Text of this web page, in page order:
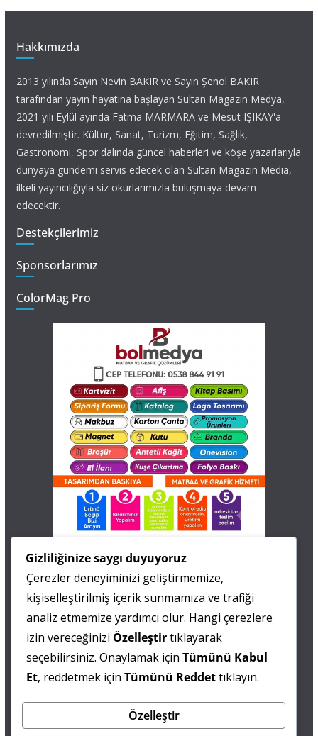
Hakkımızda
2013 yılında Sayın Nevin BAKIR ve Sayın Şenol BAKIR
tarafından yayın hayatına başlayan Sultan Magazin Medya,
2021 yılı Eylül ayında Fatma MARMARA ve Mesut IŞIKAY'a
devredilmiştir. Kültür, Sanat, Turizm, Eğitim, Sağlık,
Gastronomi, Spor dalında güncel haberleri ve köşe yazarlarıyla
dünyaya gündemi servis edecek olan Sultan Magazin Media,
ilkeli yayıncılığıyla siz okurlarımızla buluşmaya devam
edecektir.
Destekçilerimiz
Sponsorlarımız
ColorMag Pro
0 505 677 40 87
Fatma MARMARA
0 538 844 90 90
Mesut IŞIKAY
admin@sultanmagazin.com
Gizliliğinize saygı duyuyoruz
Çerezler deneyiminizi geliştirmemize,
kişiselleştirilmiş içerik sunmamıza ve trafiği
analiz etmemize yardımcı olur. Hangi çerezlere
izin vereceğinizi Özelleştirtıklayarak
seçebilirsiniz. Onaylamak için Tümünü Kabul
Et, reddetmek için Tümünü Reddettıklayın.
Özelleştir